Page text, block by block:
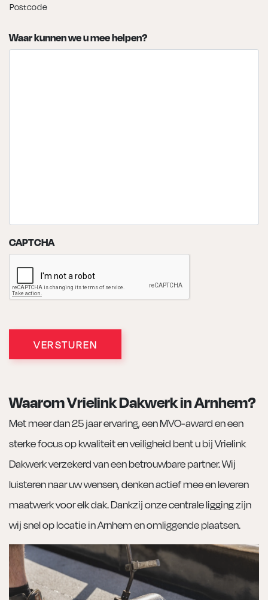
Postcode
Waar kunnen we u mee helpen?
CAPTCHA
VERSTUREN
Waarom Vrielink Dakwerk in Arnhem?
Met meer dan 25 jaar ervaring, een MVO-award en een
sterke focus op kwaliteit en veiligheid bent u bij Vrielink
Dakwerk verzekerd van een betrouwbare partner. Wij
luisteren naar uw wensen, denken actief mee en leveren
maatwerk voor elk dak. Dankzij onze centrale ligging zijn
wij snel op locatie in Arnhem en omliggende plaatsen.